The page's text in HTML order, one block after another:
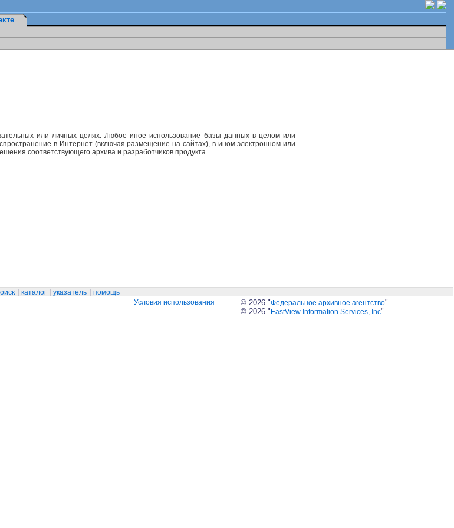
или личных целях. Любое иное использование базы данных в целом или
в Интернет (включая размещение на сайтах), в ином электронном или
соответствующего архива и разработчиков продукта.
каталог указатель
помощь
Условия использования
© 2026 "Федеральное архивное агентство"
© 2026 " EastView Information Services, Inc"